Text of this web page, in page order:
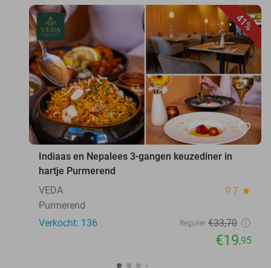
41%
favorite_border
Indiaas en Nepalees 3-gangen keuzediner in
hartje Purmerend
VEDA
9.7 star
Purmerend
Verkocht: 136
Regulier €33,70
€19,95